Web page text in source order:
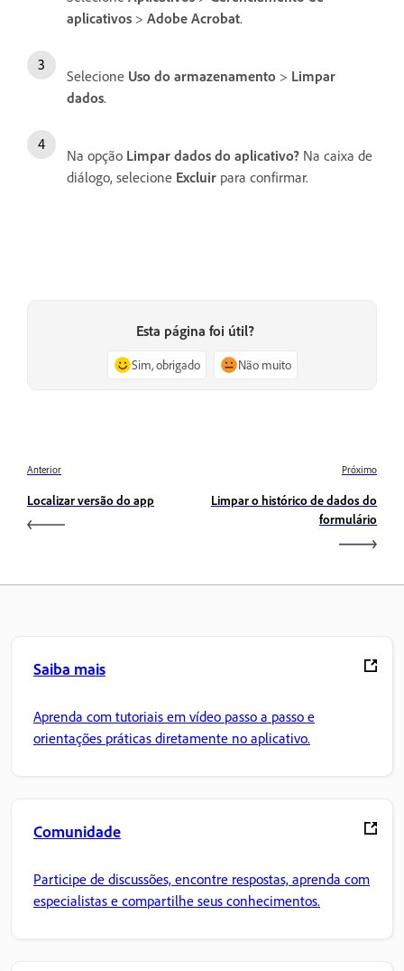
aplicativos > Adobe Acrobat.
Selecione Uso do armazenamento > Limpar
dados.
Na opção Limpar dados do aplicativo? Na caixa de
diálogo, selecione Excluir para confirmar.
Esta página foi útil?
Sim, obrigado Não muito
Anterior
Localizar versão do app
Próximo
Limpar o histórico de dados do
formulário
Saiba mais
Aprenda com tutoriais em vídeo passo a passo e
orientações práticas diretamente no aplicativo.
Comunidade
Participe de discussões, encontre respostas, aprenda com
especialistas e compartilhe seus conhecimentos.